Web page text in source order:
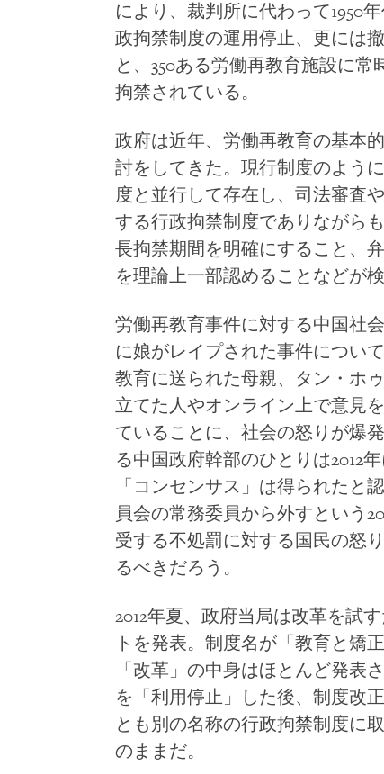
により、裁判所に代わって1950
政拘禁制度の運用停止、更には
と、350ある労働再教育施設に
拘禁されている。
政府は近年、労働再教育の基本
討をしてきた。現行制度のよう
度と並行して存在し、司法審査
する行政拘禁制度でありながら
長拘禁期間を明確にすること、
を理論上一部認めることなどが
労働再教育事件に対する中国社
に娘がレイプされた事件につい
教育に送られた母親、タン・ホ
立てた人やオンライン上で意見
ていることに、社会の怒りが爆
る中国政府幹部のひとりは2012
「コンセンサス」は得られたと
員会の常務委員から外すという
受する不処罰に対する国民の怒
るべきだろう。
2012年夏、政府当局は改革を試
トを発表。制度名が「教育と矯
「改革」の中身はほとんど発表
を「利用停止」した後、制度改
とも別の名称の行政拘禁制度に
のままだ。